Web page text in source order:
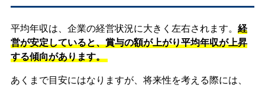
平均年収は、企業の経営状況に大きく左右されます。 経
営が安定していると、賞与の額が上がり平均年収が上昇
する傾向があります。
あくまで目安にはなりますが、将来性を考える際には、